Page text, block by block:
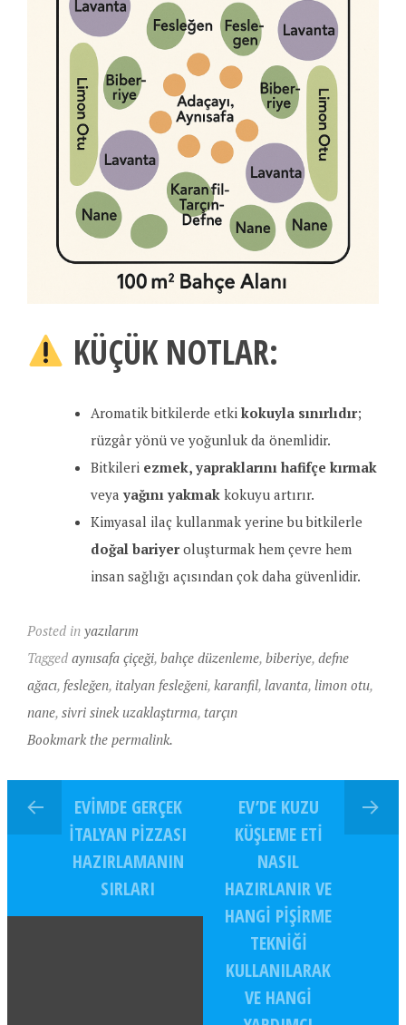
KÜÇÜK NOTLAR:
Aromatik bitkilerde etki kokuyla sınırlıdır;
rüzgâr yönü ve yoğunluk da önemlidir.
Bitkileri ezmek, yapraklarını hafifçe kırmak
veyayağını yakmakkokuyu artırır.
Kimyasal ilaç kullanmak yerine bu bitkilerle
doğal bariyeroluşturmak hem çevre hem
insan sağlığı açısından çok daha güvenlidir.
Posted in yazılarım
Tagged aynısafa çiçeği, bahçe düzenleme, biberiye, defne
ağacı, fesleğen, italyan fesleğeni, karanfil, lavanta, limon otu,
nane, sivri sinek uzaklaştırma, tarçın
Bookmark the permalink.
EVIMDE GERÇEK
İTALYAN PIZZASI
HAZIRLAMANIN
SIRLARI
EV’DE KUZU
KÜŞLEME ETI
NASIL
HAZIRLANIR VE
HANGI PIŞIRME
TEKNIĞI
KULLANILARAK
VE HANGI